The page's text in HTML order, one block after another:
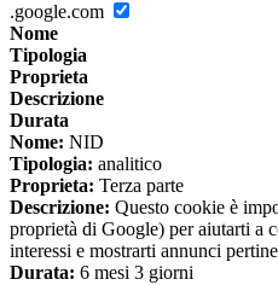
.google.com
Nome
Tipologia
Proprieta
Descrizione
Durata
Nome: NID
Tipologia: analitico
Proprieta: Terza parte
Descrizione: Questo cookie è
proprietà di Google) per aiutarti a
interessi e mostrarti annunci
Durata: 6 mesi 3 giorni